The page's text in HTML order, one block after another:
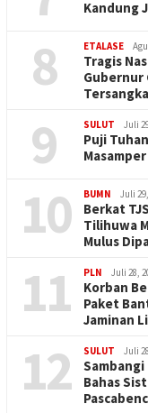
Kandung
8 ETALASE
Tragis
Gubernur
Tersangka
9 SULUT Juli
Puji
10 BUMN Juli
Berkat
Tilihuwa
Mulus
11 PLN Juli 28,
Korban
Paket
Jaminan
12 SULUT Juli
Bahas